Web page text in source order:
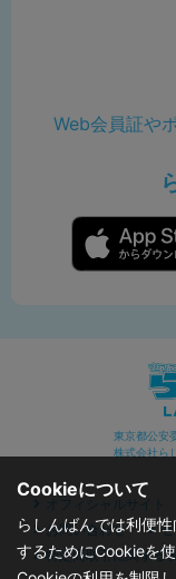
Web会員証や
東京都公安
株式会社ら
オフィシャルサイト
お問い合わせ
特定商取引に関する
Cookieについて
らしんばんでは利便
するためにCookieを使